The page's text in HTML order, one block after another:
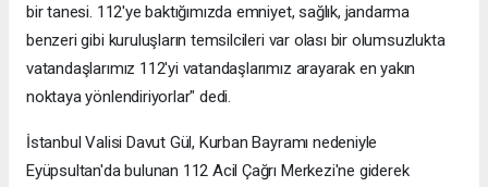
bir tanesi. 112'ye baktığımızda emniyet, sağlık, jandarma
benzeri gibi kuruluşların temsilcileri var olası bir olumsuzlukta
vatandaşlarımız 112'yi vatandaşlarımız arayarak en yakın
noktaya yönlendiriyorlar" dedi.
İstanbul Valisi Davut Gül, Kurban Bayramı nedeniyle
Eyüpsultan'da bulunan 112 Acil Çağrı Merkezi'ne giderek